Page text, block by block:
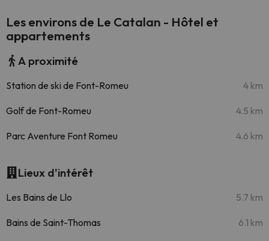
Les environs de Le Catalan - Hôtel et
appartements
A proximité
Station de ski de Font-Romeu 4 km
Golf de Font-Romeu 4.5 km
Parc Aventure Font Romeu 4.6 km
Lieux d'intérêt
Les Bains de Llo 5.7 km
Bains de Saint-Thomas 6.1 km